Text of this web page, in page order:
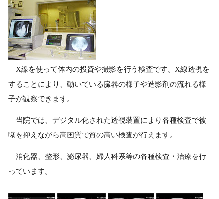
X線を使って体内の投資や撮影を行う検査です。X線透視を
することにより、動いている臓器の様子や造影剤の流れる様
子が観察できます。
当院では、デジタル化された透視装置により各種検査で被
曝を抑えながら高画質で質の高い検査が行えます。
消化器、整形、泌尿器、婦人科系等の各種検査・治療を行
っています。